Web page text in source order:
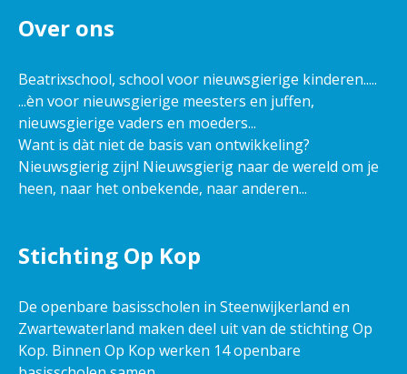
Over ons
Beatrixschool, school voor nieuwsgierige kinderen.....
...èn voor nieuwsgierige meesters en juffen,
nieuwsgierige vaders en moeders...
Want is dàt niet de basis van ontwikkeling?
Nieuwsgierig zijn! Nieuwsgierig naar de wereld om je
heen, naar het onbekende, naar anderen...
Stichting Op Kop
De openbare basisscholen in Steenwijkerland en
Zwartewaterland maken deel uit van de stichting Op
Kop. Binnen Op Kop werken 14 openbare